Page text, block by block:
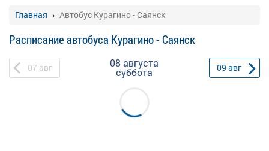
Главная Автобус Курагино - Саянск
Расписание автобуса Курагино - Саянск
07 авг 08 августа
суббота 09 авг